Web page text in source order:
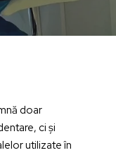
doar
ci și
utilizate în